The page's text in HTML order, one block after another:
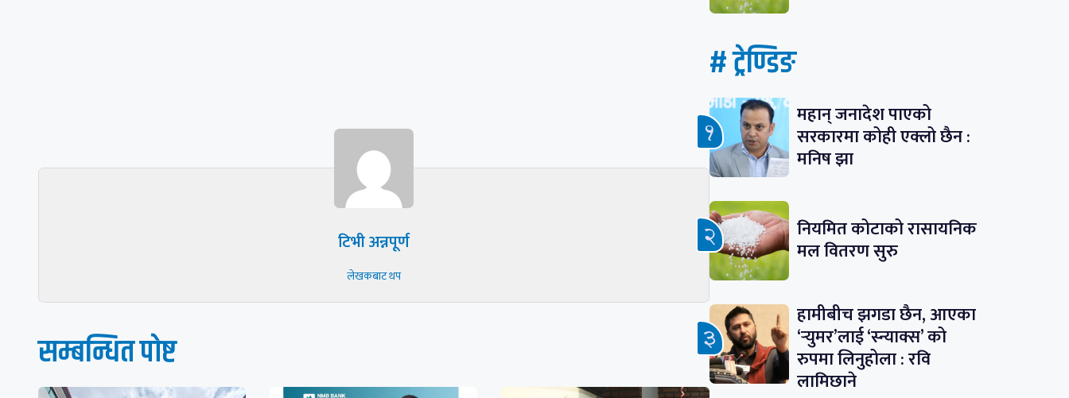
टिभी अन्नपूर्ण
लेखकबाट थप
सम्बन्धित पाेष्ट
# ट्रेण्डिङ
महान् जनादेश पाएको
सरकारमा कोही एक्लो छैन :
मनिष झा
नियमित कोटाको रासायनिक
मल वितरण सुरु
हामीबीच झगडा छैन, आएका
‘र्‍युमर’लाई ‘स्न्याक्स’ को
रुपमा लिनुहोला : रवि
लामिछाने